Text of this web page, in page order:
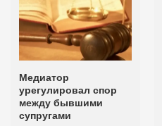
Медиатор
урегулировал спор
между бывшими
супругами